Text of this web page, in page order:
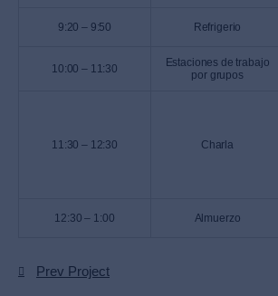
9:20 – 9:50 Refrigerio
10:00 – 11:30
Estaciones de trabajo
por grupos
11:30 – 12:30 Charla
12:30 – 1:00 Almuerzo
Prev Project